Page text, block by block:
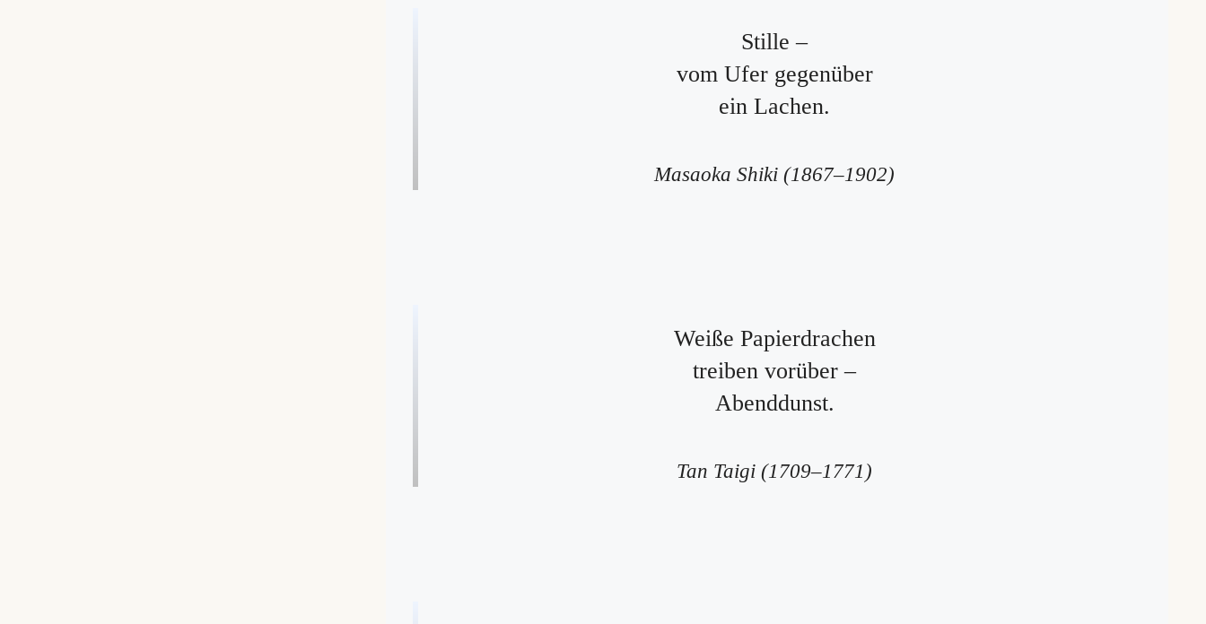
Stille –
vom Ufer gegenüber
ein Lachen.
Masaoka Shiki (1867–1902)
Weiße Papierdrachen
treiben vorüber –
Abenddunst.
Tan Taigi (1709–1771)